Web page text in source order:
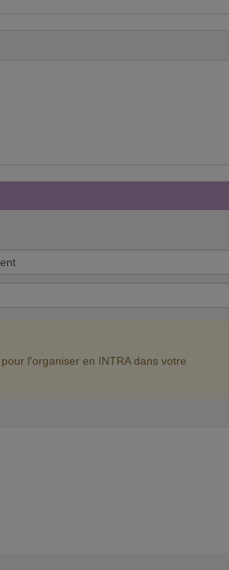
l'organiser en INTRA dans votre